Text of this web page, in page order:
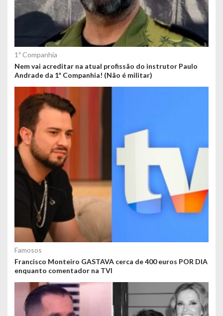
1ª Companhia
Nem vai acreditar na atual profissão do instrutor Paulo
Andrade da 1ª Companhia! (Não é militar)
Famosos
Francisco Monteiro GASTAVA cerca de 400 euros POR DIA
enquanto comentador na TVI